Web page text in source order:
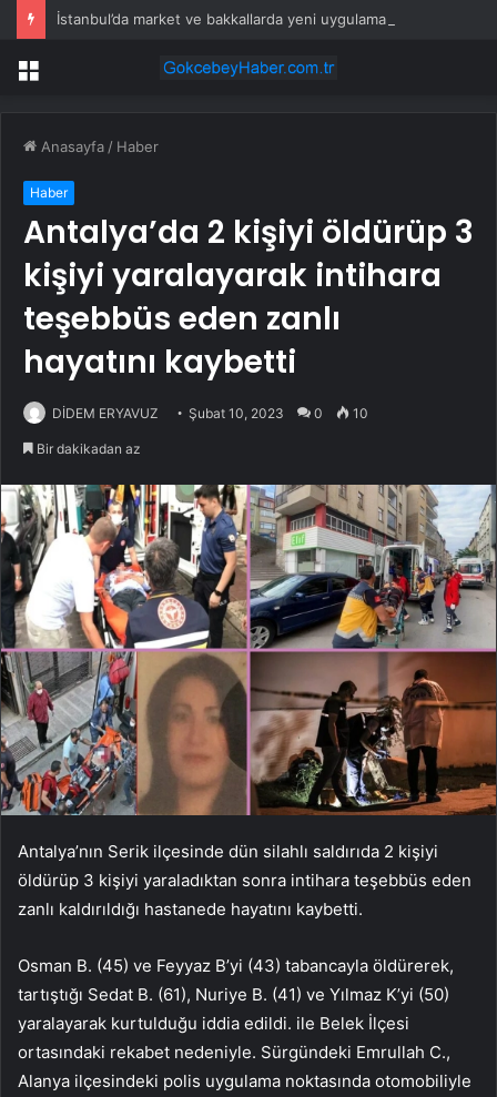
Menü
Anasayfa / Haber
Haber
Antalya’da 2 kişiyi öldürüp 3
kişiyi yaralayarak intihara
teşebbüs eden zanlı
hayatını kaybetti
DİDEM ERYAVUZ Şubat 10, 2023 0 10
Bir dakikadan az
Antalya’nın Serik ilçesinde dün silahlı saldırıda 2 kişiyi
öldürüp 3 kişiyi yaraladıktan sonra intihara teşebbüs eden
zanlı kaldırıldığı hastanede hayatını kaybetti.
Osman B. (45) ve Feyyaz B’yi (43) tabancayla öldürerek,
tartıştığı Sedat B. (61), Nuriye B. (41) ve Yılmaz K’yi (50)
yaralayarak kurtulduğu iddia edildi. ile Belek İlçesi
ortasındaki rekabet nedeniyle. Sürgündeki Emrullah C.,
Alanya ilçesindeki polis uygulama noktasında otomobiliyle